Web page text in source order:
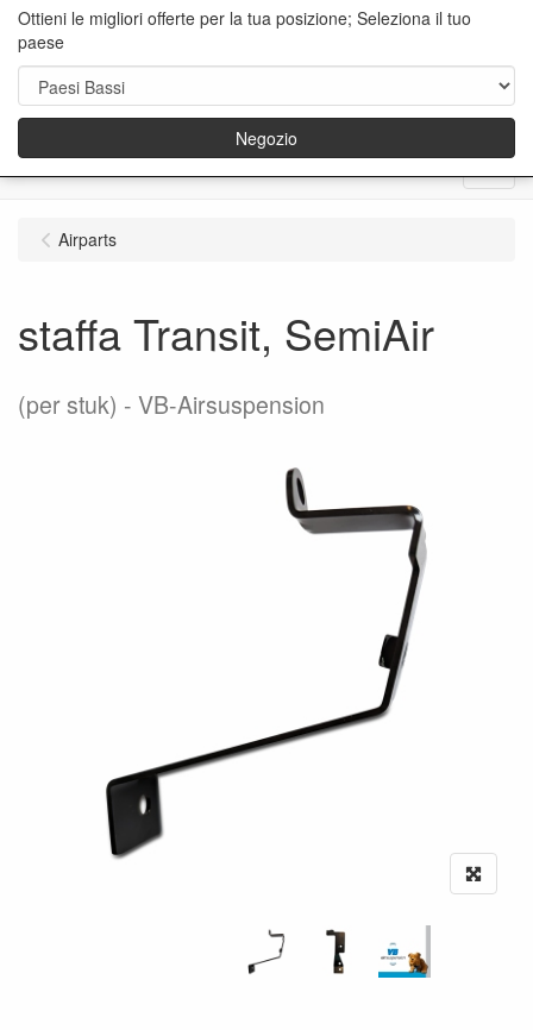
Menu
Airparts
staffa Transit, SemiAir
(per stuk) VB-Airsuspension
Ottieni le migliori offerte per la tua posizione; Seleziona il tuo
paese
Negozio